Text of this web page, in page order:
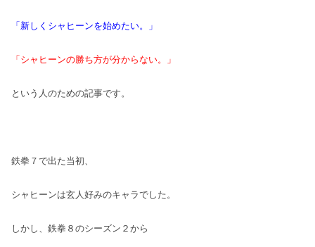
「新しくシャヒーンを始めたい。」
「シャヒーンの勝ち方が分からない。」
という人のための記事です。
鉄拳７で出た当初、
シャヒーンは玄人好みのキャラでした。
しかし、鉄拳８のシーズン２から